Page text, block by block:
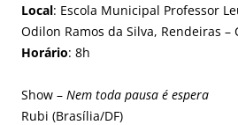
Local: Escola Municipal Professor
Odilon Ramos da Silva, Rendeiras –
Horário: 8h
Show – Nem toda pausa é espera
Rubi (Brasília/DF)